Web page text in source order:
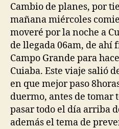
Cambio de planes, por
mañana miércoles
moveré por la noche a
de llegada 06am, de ahí
Campo Grande para
Cuiaba. Este viaje salió
en que mejor paso
duermo, antes de tomar
pasar todo el día arriba
además el tema de